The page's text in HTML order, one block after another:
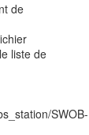
de
liste de
SWOB-